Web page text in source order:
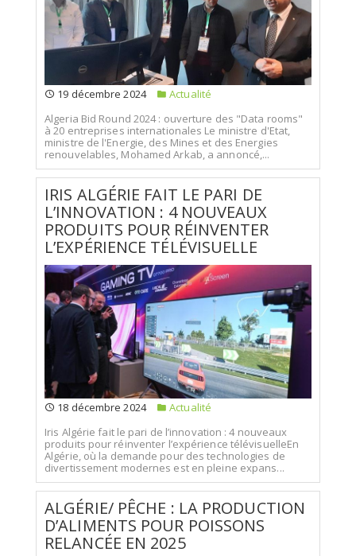
19 décembre 2024
Actualité
Algeria Bid Round 2024 : ouverture des "Data rooms"
à 20 entreprises internationales Le ministre d'Etat,
ministre de l'Energie, des Mines et des Energies
renouvelables, Mohamed Arkab, a annoncé,...
IRIS ALGÉRIE FAIT LE PARI DE
L’INNOVATION : 4 NOUVEAUX
PRODUITS POUR RÉINVENTER
L’EXPÉRIENCE TÉLÉVISUELLE
18 décembre 2024
Actualité
Iris Algérie fait le pari de l’innovation : 4 nouveaux
produits pour réinventer l’expérience télévisuelleEn
Algérie, où la demande pour des technologies de
divertissement modernes est en pleine expans...
ALGÉRIE/ PÊCHE : LA PRODUCTION
D’ALIMENTS POUR POISSONS
RELANCÉE EN 2025